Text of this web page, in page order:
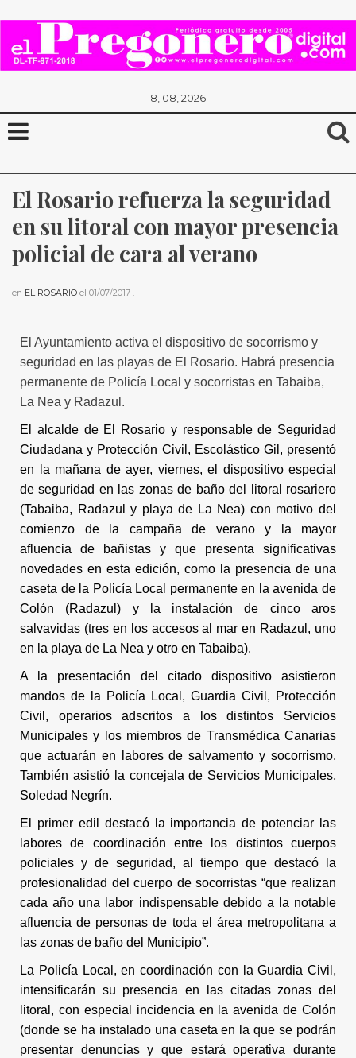
8, 08, 2026
El Rosario refuerza la seguridad
en su litoral con mayor presencia
policial de cara al verano
en EL ROSARIO el 01/07/2017 .
El Ayuntamiento activa el dispositivo de socorrismo y
seguridad en las playas de El Rosario. Habrá presencia
permanente de Policía Local y socorristas en Tabaiba,
La Nea y Radazul.
El alcalde de El Rosario y responsable de Seguridad
Ciudadana y Protección Civil, Escolástico Gil, presentó
en la mañana de ayer, viernes, el dispositivo especial
de seguridad en las zonas de baño del litoral rosariero
(Tabaiba, Radazul y playa de La Nea) con motivo del
comienzo de la campaña de verano y la mayor
afluencia de bañistas y que presenta significativas
novedades en esta edición, como la presencia de una
caseta de la Policía Local permanente en la avenida de
Colón (Radazul) y la instalación de cinco aros
salvavidas (tres en los accesos al mar en Radazul, uno
en la playa de La Nea y otro en Tabaiba).
A la presentación del citado dispositivo asistieron
mandos de la Policía Local, Guardia Civil, Protección
Civil, operarios adscritos a los distintos Servicios
Municipales y los miembros de Transmédica Canarias
que actuarán en labores de salvamento y socorrismo.
También asistió la concejala de Servicios Municipales,
Soledad Negrín.
El primer edil destacó la importancia de potenciar las
labores de coordinación entre los distintos cuerpos
policiales y de seguridad, al tiempo que destacó la
profesionalidad del cuerpo de socorristas “que realizan
cada año una labor indispensable debido a la notable
afluencia de personas de toda el área metropolitana a
las zonas de baño del Municipio”.
La Policía Local, en coordinación con la Guardia Civil,
intensificarán su presencia en las citadas zonas del
litoral, con especial incidencia en la avenida de Colón
(donde se ha instalado una caseta en la que se podrán
presentar denuncias y que estará operativa durante